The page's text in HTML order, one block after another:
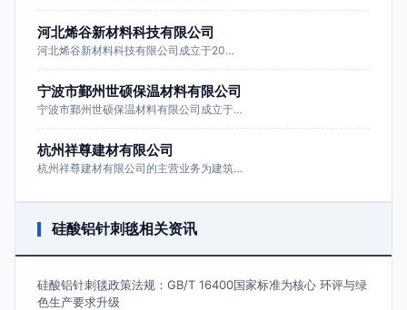
河北烯谷新材料科技有限公司
河北烯谷新材料科技有限公司成立于20…
宁波市鄞州世硕保温材料有限公司
宁波市鄞州世硕保温材料有限公司成立于…
杭州祥尊建材有限公司
杭州祥尊建材有限公司的主营业务为建筑…
硅酸铝针刺毯相关资讯
硅酸铝针刺毯政策法规：GB/T 16400国家标准为核心 环评与绿
色生产要求升级